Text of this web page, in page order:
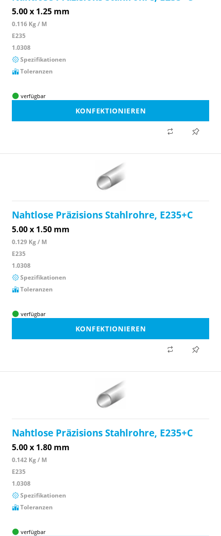
5.00 x 1.25 mm
0.116 Kg / M
E235
1.0308
Spezifikationen
Toleranzen
verfügbar
KONFEKTIONIEREN
Nahtlose Präzisions Stahlrohre, E235+C
5.00 x 1.50 mm
0.129 Kg / M
E235
1.0308
Spezifikationen
Toleranzen
verfügbar
KONFEKTIONIEREN
Nahtlose Präzisions Stahlrohre, E235+C
5.00 x 1.80 mm
0.142 Kg / M
E235
1.0308
Spezifikationen
Toleranzen
verfügbar